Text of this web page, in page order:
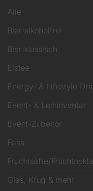
Alle
Bier alkoholfrei
Bier klassisch
Eistee
Energy- & Lifestyle
Event- & Leihinventar
Event-Zubehör
Fass
Fruchtsäfte/
Glas, Krug & mehr